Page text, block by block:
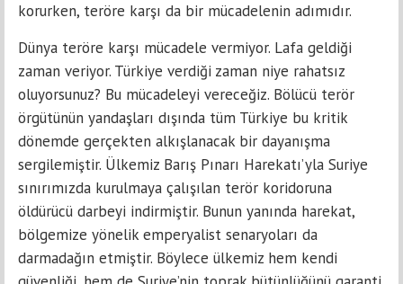
korurken, teröre karşı da bir mücadelenin adımıdır.
Dünya teröre karşı mücadele vermiyor. Lafa geldiği
zaman veriyor. Türkiye verdiği zaman niye rahatsız
oluyorsunuz? Bu mücadeleyi vereceğiz. Bölücü terör
örgütünün yandaşları dışında tüm Türkiye bu kritik
dönemde gerçekten alkışlanacak bir dayanışma
sergilemiştir. Ülkemiz Barış Pınarı Harekatı’yla Suriye
sınırımızda kurulmaya çalışılan terör koridoruna
öldürücü darbeyi indirmiştir. Bunun yanında harekat,
bölgemize yönelik emperyalist senaryoları da
darmadağın etmiştir. Böylece ülkemiz hem kendi